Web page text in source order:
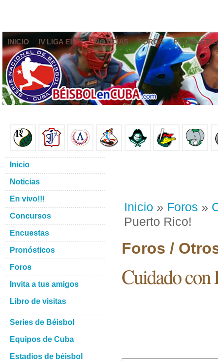
INICIO IV LIGA ELITE NOTICIAS FOROS
Inicio » Foros »
Puerto Rico!
Foros /
Cuidado con
Inicio
Noticias
En vivo!!!
Concursos
Encuestas
Pronósticos
Foros
Invita a tus amigos
Libro de visitas
Series de Béisbol
Equipos de Cuba
Estadios de béisbol